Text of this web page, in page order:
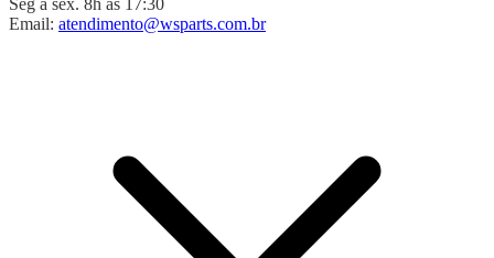
Seg à sex. 8h às 17:30
Email: atendimento@wsparts.com.br